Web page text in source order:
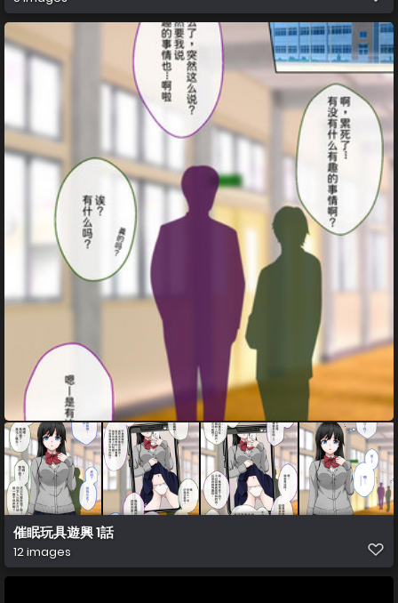
催眠玩具遊興 1話
12 images